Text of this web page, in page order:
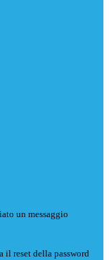
un messaggio
il reset della password